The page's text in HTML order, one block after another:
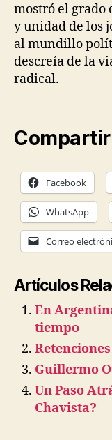
mostró el
y unidad de los
al mundillo
descreía de la
radical.
Facebook
WhatsApp
Correo
Artículos
En
tiempo
Guillermo
Un Paso
Chavista?